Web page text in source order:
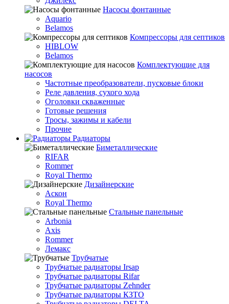
Насосы фонтанные
Aquario
Belamos
Компрессоры для септиков
HIBLOW
Belamos
Комплектующие для
насосов
Частотные преобразователи, пусковые блоки
Реле давления, сухого хода
Оголовки скваженные
Готовые решения
Тросы, зажимы и кабели
Прочие
Радиаторы
Биметаллические
RIFAR
Rommer
Royal Thermo
Дизайнерские
Аскон
Royal Thermo
Стальные панельные
Arbonia
Axis
Rommer
Лемакс
Трубчатые
Трубчатые радиаторы Irsap
Трубчатые радиаторы Rifar
Трубчатые радиаторы Zehnder
Трубчатые радиаторы КЗТО